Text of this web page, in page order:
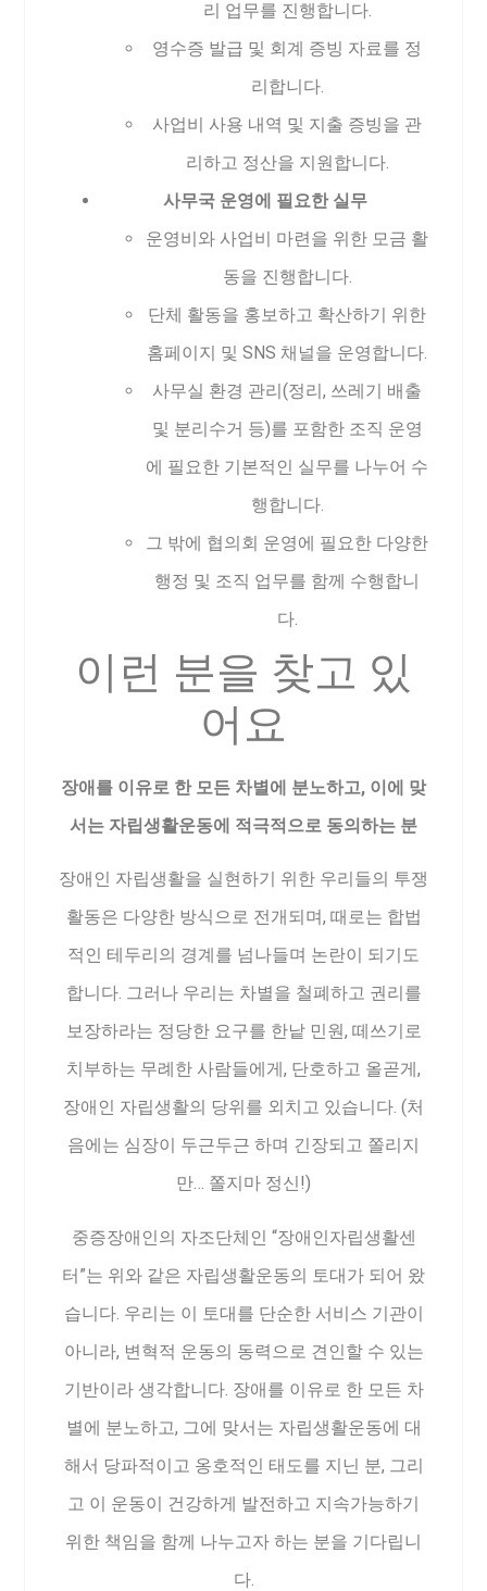
리 업무를 진행합니다.
영수증 발급 및 회계 증빙 자료를 정
리합니다.
사업비 사용 내역 및 지출 증빙을 관
리하고 정산을 지원합니다.
사무국 운영에 필요한 실무
운영비와 사업비 마련을 위한 모금 활
동을 진행합니다.
단체 활동을 홍보하고 확산하기 위한
홈페이지 및 SNS 채널을 운영합니다.
사무실 환경 관리(정리, 쓰레기 배출
및 분리수거 등)를 포함한 조직 운영
에 필요한 기본적인 실무를 나누어 수
행합니다.
그 밖에 협의회 운영에 필요한 다양한
행정 및 조직 업무를 함께 수행합니
다.
이런 분을 찾고 있
어요
장애를 이유로 한 모든 차별에 분노하고, 이에 맞
서는 자립생활운동에 적극적으로 동의하는 분
장애인 자립생활을 실현하기 위한 우리들의 투쟁
활동은 다양한 방식으로 전개되며, 때로는 합법
적인 테두리의 경계를 넘나들며 논란이 되기도
합니다. 그러나 우리는 차별을 철폐하고 권리를
보장하라는 정당한 요구를 한낱 민원, 떼쓰기로
치부하는 무례한 사람들에게, 단호하고 올곧게,
장애인 자립생활의 당위를 외치고 있습니다. (처
음에는 심장이 두근두근 하며 긴장되고 쫄리지
만… 쫄지마 정신!)
중증장애인의 자조단체인 “장애인자립생활센
터”는 위와 같은 자립생활운동의 토대가 되어 왔
습니다. 우리는 이 토대를 단순한 서비스 기관이
아니라, 변혁적 운동의 동력으로 견인할 수 있는
기반이라 생각합니다. 장애를 이유로 한 모든 차
별에 분노하고, 그에 맞서는 자립생활운동에 대
해서 당파적이고 옹호적인 태도를 지닌 분, 그리
고 이 운동이 건강하게 발전하고 지속가능하기
위한 책임을 함께 나누고자 하는 분을 기다립니
다.